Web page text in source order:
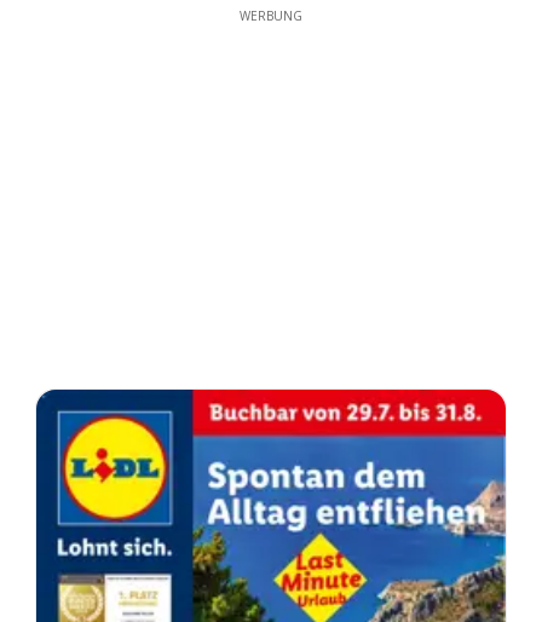
WERBUNG